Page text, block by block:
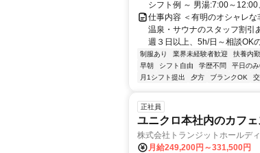
シフト例 ～ 男湯:7:00～
仕事内容 ＜有明のオシャレ
温泉・サウナのスタッフ割引
週３日以上、5h/日～相談OK
制服あり 業界未経験者歓迎 扶養内
早朝
シフト自由 学歴不問 平日の
月1シフト提出
夕方 ブランクOK
正社員
ユニクロ本社内のカフ
株式会社トランジットホールデ
月給249,200円～331,500円